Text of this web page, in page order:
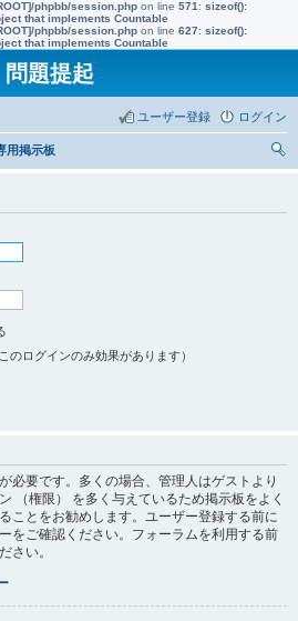
phpbb/session.php on line 571 : sizeof():
that implements Countable
phpbb/session.php on line 627: sizeof():
that implements Countable
問題提起
ログイン
ユーザー登録
用掲示板
のログインのみ効果があります）
必要です。多くの場合、管理人はゲストより
（権限） を多く与えているため掲示板をよく
ことをお勧めします。ユーザー登録する前に
をご確認ください。フォーラムを利用する前
さい。